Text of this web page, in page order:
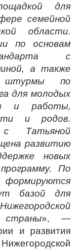
для
семейной
области.
по основам
с
а также
штурмы по
для молодых
и работы,
и родов.
с Татьяной
развитию
новых
По
базой для
», —
и развития